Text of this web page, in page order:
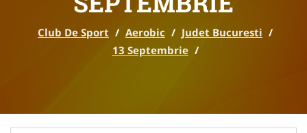
Club De Sport / Aerobic / Judet Bucuresti /
13 Septembrie /